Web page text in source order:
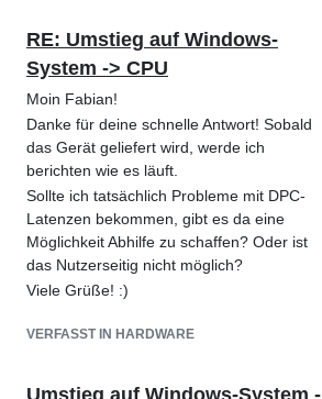
RE: Umstieg auf Windows-
System -> CPU
Moin Fabian!
Danke für deine schnelle Antwort! Sobald
das Gerät geliefert wird, werde ich
berichten wie es läuft.
Sollte ich tatsächlich Probleme mit DPC-
Latenzen bekommen, gibt es da eine
Möglichkeit Abhilfe zu schaffen? Oder ist
das Nutzerseitig nicht möglich?
Viele Grüße! :)
VERFASST IN HARDWARE
Umstieg auf Windows-System -